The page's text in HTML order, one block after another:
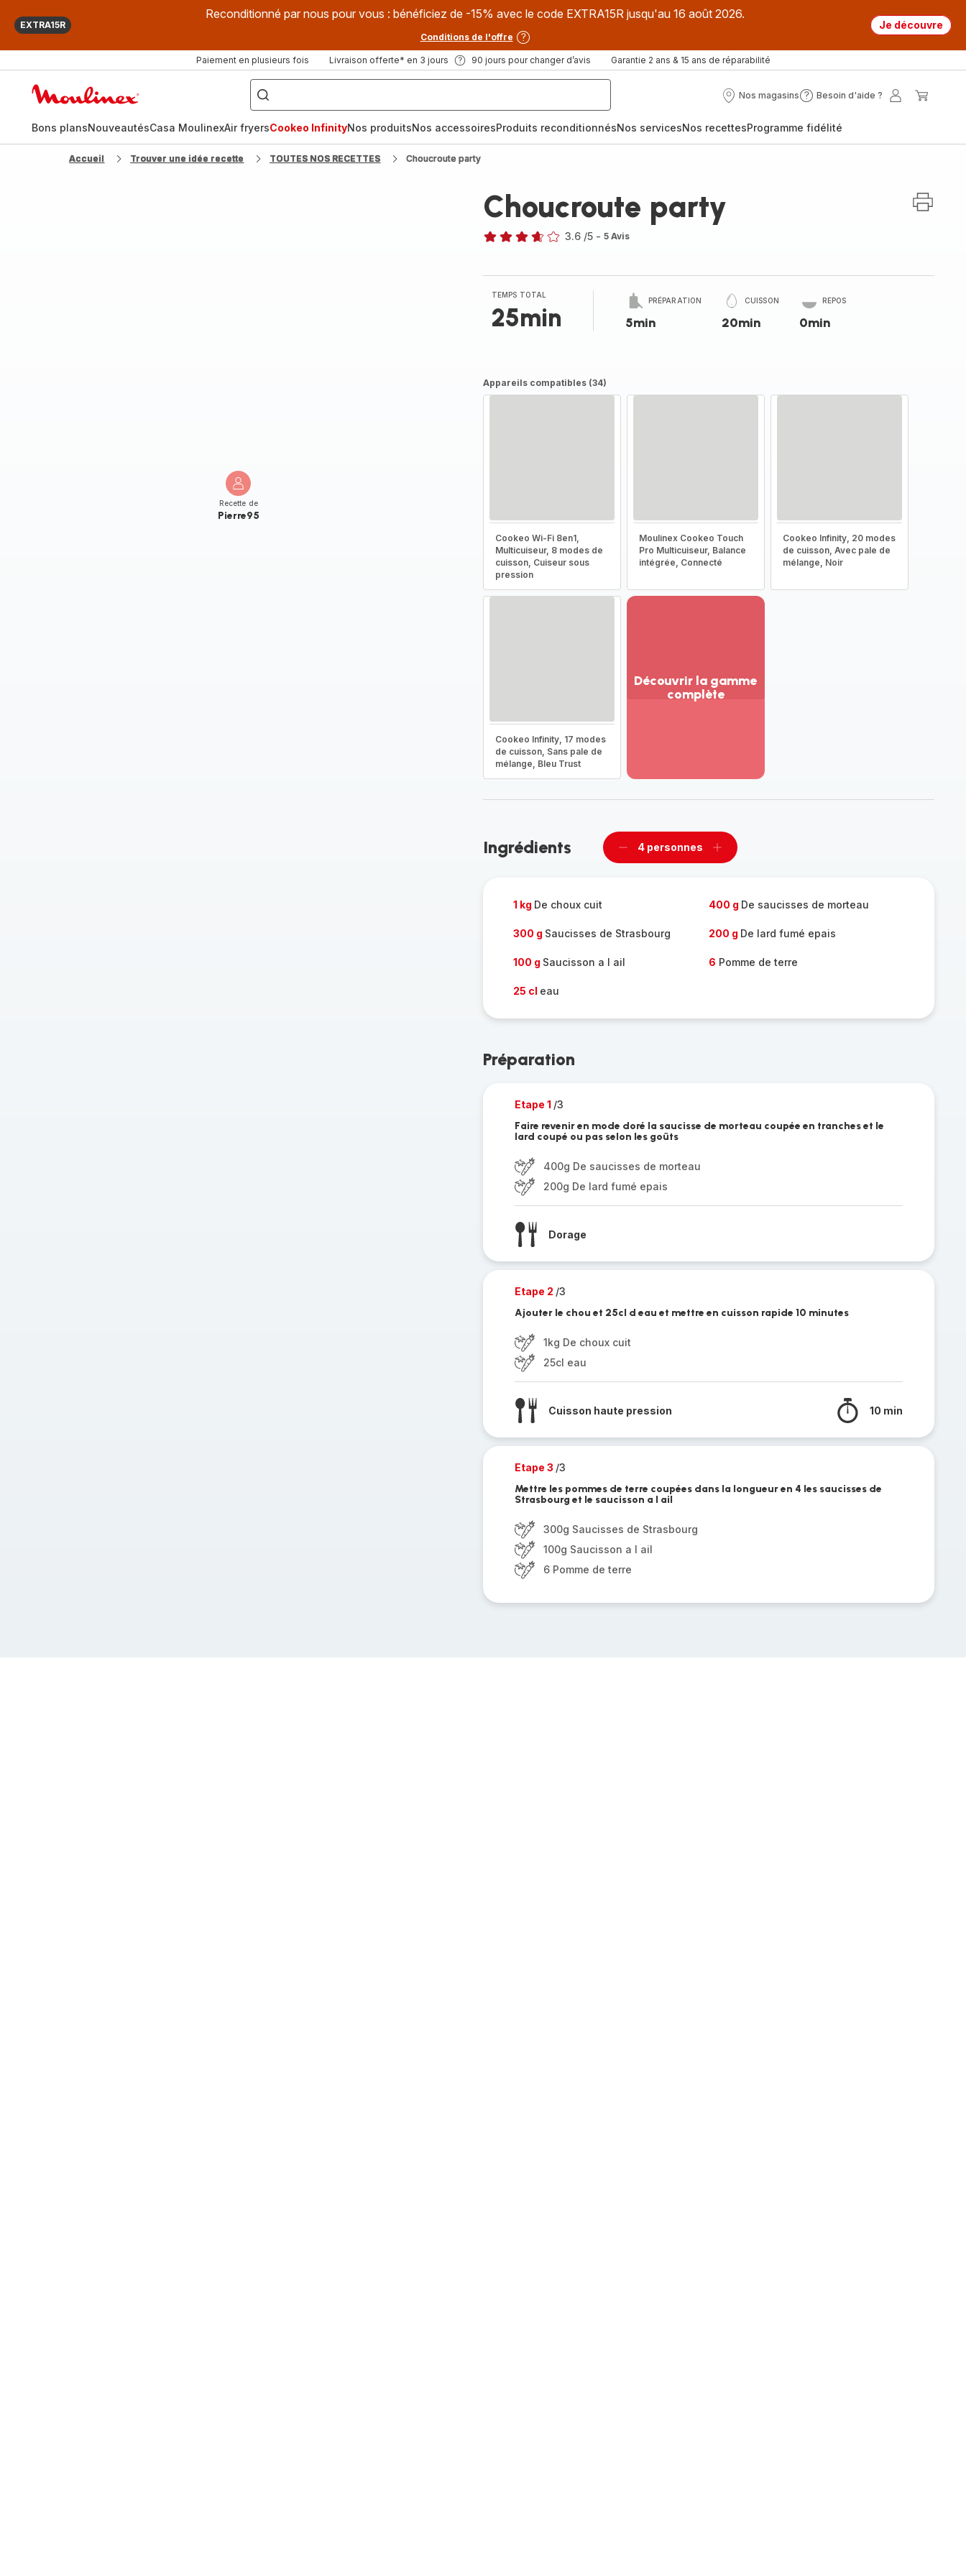
EXTRA15R
Reconditionné par nous pour vous : bénéficiez de -15% avec le code EXTRA15R jusqu'au 16 août 2026.
Conditions de l'offre
Je découvre
Paiement en plusieurs fois Livraison offerte* en 3 jours 90 jours pour changer d’avis Garantie 2 ans & 15 ans de réparabilité
["Que
recherchez-
vous
?",
fryer",
"Companion"]
Nos magasins
Nos
Besoin d'aide ?
Besoin
?
Mon
Bons plansNouveautésCasa MoulinexAir fryersCookeo InfinityNos produitsNos accessoiresProduits reconditionnésNos servicesNos recettesProgramme fidélité
Accueil Trouver une idée recette TOUTES NOS RECETTES Choucroute party
Recette de
Pierre95
Choucroute party
3.6 /5 - 5 Avis
TEMPS TOTAL
25min
PRÉPARATION
5min
CUISSON
20min
REPOS
0min
Appareils compatibles (34)
Cookeo Wi-Fi 8en1,
Multicuiseur, 8 modes de
cuisson, Cuiseur sous
pression
Moulinex Cookeo Touch
Pro Multicuiseur, Balance
intégrée, Connecté
Cookeo Infinity, 20 modes
de cuisson, Avec pale de
mélange, Noir
Cookeo Infinity, 17 modes
de cuisson, Sans pale de
mélange, Bleu Trust
Découvrir la gamme
complète
gamme
Ingrédients
Supprimer
4 personnes
Ajouter
1 kg De choux cuit 400 g De saucisses de morteau
300 g Saucisses de Strasbourg 200 g De lard fumé epais
100 g Saucisson a l ail 6 Pomme de terre
25 cl eau
Préparation
Etape 1 /3
Faire revenir en mode doré la saucisse de morteau coupée en tranches et le
lard coupé ou pas selon les goûts
400g De saucisses de morteau
200g De lard fumé epais
Dorage
Etape 2 /3
Ajouter le chou et 25cl d eau et mettre en cuisson rapide 10 minutes
1kg De choux cuit
25cl eau
Cuisson haute pression 10 min
Etape 3 /3
Mettre les pommes de terre coupées dans la longueur en 4 les saucisses de
Strasbourg et le saucisson a l ail
300g Saucisses de Strasbourg
100g Saucisson a l ail
6 Pomme de terre